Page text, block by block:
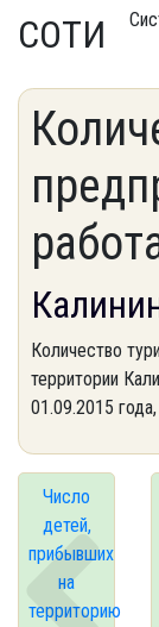
СОТИ
Количество
территории
01.09.2015
Число
детей,
прибывших
на
территорию